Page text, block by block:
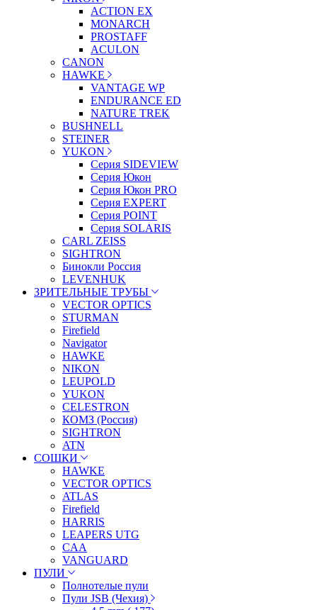
ACTION EX
MONARCH
PROSTAFF
ACULON
CANON
HAWKE
VANTAGE WP
ENDURANCE ED
NATURE TREK
BUSHNELL
STEINER
YUKON
Серия SIDEVIEW
Серия Юкон
Серия Юкон PRO
Серия EXPERT
Серия POINT
Серия SOLARIS
CARL ZEISS
SIGHTRON
Бинокли Россия
LEVENHUK
ЗРИТЕЛЬНЫЕ ТРУБЫ
VECTOR OPTICS
STURMAN
Firefield
Navigator
HAWKE
NIKON
LEUPOLD
YUKON
CELESTRON
КОМЗ (Россия)
SIGHTRON
ATN
СОШКИ
HAWKE
VECTOR OPTICS
ATLAS
Firefield
HARRIS
LEAPERS UTG
CAA
VANGUARD
ПУЛИ
Полнотелые пули
Пули JSB (Чехия)